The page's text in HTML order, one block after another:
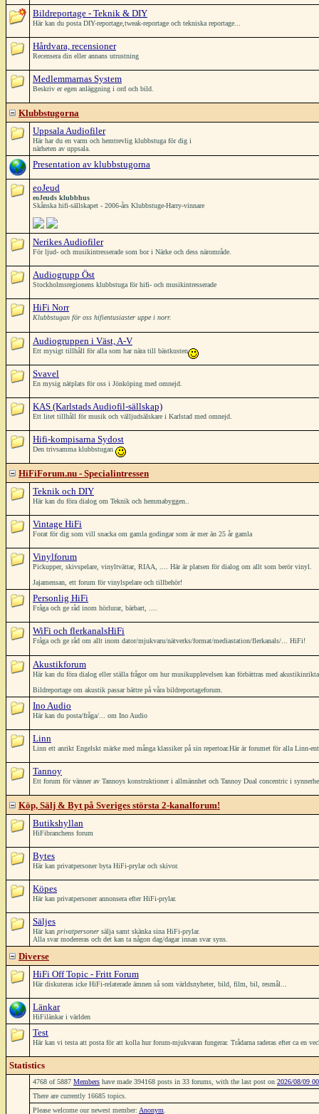
Bildreportage - Teknik & DIY
Här kan du posta DIY-reportage,tweak-reportage och tekniska reportage...
Hårdvara, recensioner
Recensera din eller annans utrustning
Medlemmarnas System
Beskriv er egen anläggning i ord och bild.
Klubbstugorna
Uppsala Audiofiler
Här har du en varm och hemtrevlig klubbstuga för dig i
närheten av uppsala.
Presentation av klubbstugorna
eoJeud
eoJeuds klubbhus
Skånska hifi-sällskapet - 2006-års Klubbstuge-Harry-vinnare
Nerikes Audiofiler
För ljud- och musikintresserade som bor i Närke och dess närområde.
Audiogrupp Öst
Stockholmsregionens klubbstuga för hifi- och musikintresserade
HiFi Norr
Klubbstugan för oss hifientusiaster uppe i norr.
Audiogruppen i Väst, A-V
Ett mysigt tillhåll för alla som har nära till bästkusten
Svavel
En mysig nätplats för oss i Jönköping med omnejd.
KAS (Karlstads Audiofil-sällskap)
Ett litet tillhåll för musik och välljudsälskare i Karlstad med omnejd.
Hifi-kompisarna Sydost
Den trivsamma klubbstugan
HiFiForum.nu - Specialintressen
Teknik och DIY
Här kan du föra dialog om Teknik och hemmabyggen..
Vintage HiFi
Forat för dig som vill snacka om gamla godingar som är mer än 25 år gamla
Vinylforum
Pickupper, skivspelare, vinyltvättar, RIAA, .... Här är platsen för dialog om allt som berör vinyl.
Jajamensan, ett forum för vinylspelare och tillbehör!
Personlig HiFi
Fråga och ge råd inom hörlurar, bärbart, ....
WiFi och flerkanalsHiFi
Fråga och ge råd om allt inom dator/mjukvaru/nätverks/format/mediastation/flerkanals/... HiFi!
Akustikforum
Här kan du föra dialog eller ställa frågor om hur musikupplevelsen kan förbättras med
Bildreportage om akustik passar bättre på våra bildreportageforum.
Ino Audio
Här kan du posta/fråga/... om Ino Audio
Linn
Linn ett anrikt Engelskt märke med många klassiker på sin repertoar.Här är forumet för alla Linn-
Tannoy
Ett forum för vänner av Tannoys konstruktioner i allmännhet och Tannoy Dual concentric i
Köp, Sälj & Byt på Sveriges största 2-kanalforum!
Butikshyllan
HiFibranchens forum
Bytes
Här kan privatpersoner byta HiFi-prylar och skivor.
Köpes
Här kan privatpersoner annonsera efter HiFi-prylar.
Säljes
Här kan privatpersoner sälja samt skänka sina HiFi-prylar.
Alla svar modereras och det kan ta någon dag/dagar innan svar syns.
Diverse
HiFi Off Topic - Fritt Forum
Här diskuteras icke HiFi-relaterade ämnen så som världsnyheter, bild, film, bil, resmål...
Länkar
HiFilänkar i världen
Test
Här kan vi testa att posta för att kolla hur forum-mjukvaran fungerar. Trådarna raderas efter ca en
Statistics
4768 of 5887 Members have made 394168 posts in 33 forums, with the last post on 2026/08/09
There are currently 16685 topics.
Please welcome our newest member: Anonym